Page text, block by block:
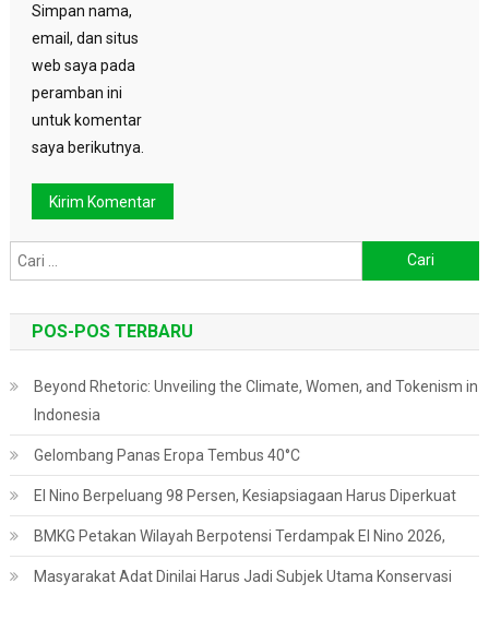
Simpan nama,
email, dan situs
web saya pada
peramban ini
untuk komentar
saya berikutnya.
untuk:
POS-POS TERBARU
Beyond Rhetoric: Unveiling the Climate, Women, and Tokenism in
Indonesia
Gelombang Panas Eropa Tembus 40°C
El Nino Berpeluang 98 Persen, Kesiapsiagaan Harus Diperkuat
BMKG Petakan Wilayah Berpotensi Terdampak El Nino 2026,
Masyarakat Adat Dinilai Harus Jadi Subjek Utama Konservasi